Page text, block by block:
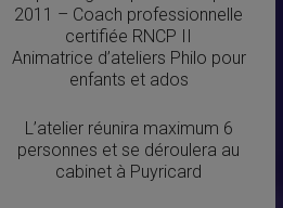
2011 – Coach professionnelle
certifiée RNCP II
Animatrice d’ateliers Philo pour
enfants et ados
L’atelier réunira maximum 6
personnes et se déroulera au
cabinet à Puyricard